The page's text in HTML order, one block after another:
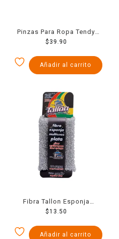
Pinzas Para Ropa Tendy
Plastico 36 Pzs
$ 39.90
Añadir al carrito
Fibra Tallon Esponja
Multiusos Plateada
$13.50
Añadir al carrito